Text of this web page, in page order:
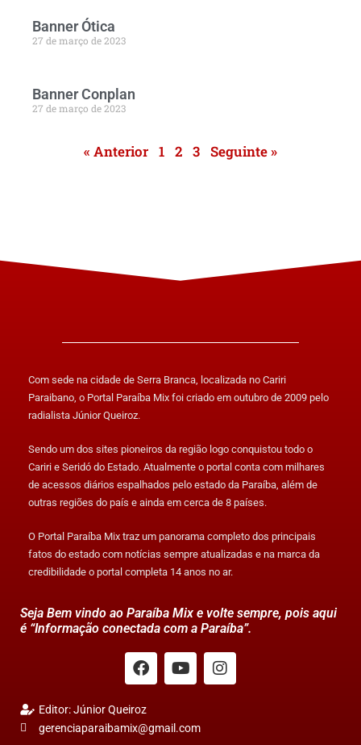
Banner Ótica
27 de março de 2023
Banner Conplan
27 de março de 2023
« Anterior 1 2 3 Seguinte »
Com sede na cidade de Serra Branca, localizada no Cariri
Paraibano, o Portal Paraíba Mix foi criado em outubro de 2009 pelo
radialista Júnior Queiroz.
Sendo um dos sites pioneiros da região logo conquistou todo o
Cariri e Seridó do Estado. Atualmente o portal conta com milhares
de acessos diários espalhados pelo estado da Paraíba, além de
outras regiões do país e ainda em cerca de 8 países.
O Portal Paraíba Mix traz um panorama completo dos principais
fatos do estado com notícias sempre atualizadas e na marca da
credibilidade o portal completa 14 anos no ar.
Seja Bem vindo ao Paraíba Mix e volte sempre, pois aqui
é “Informação conectada com a Paraíba”.
Editor: Júnior Queiroz
gerenciaparaibamix@gmail.com